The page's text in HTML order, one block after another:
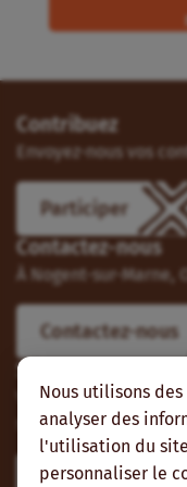
Nous utilisons
analyser des
l'utilisation du
personnaliser le
Contribuez
Envoyez-nous vos
Participer
Contactez-nous
À Nogent-sur-Marne,
Contactez-nous
Suivez-nous
Vous pouvez aussi
suivre sur les